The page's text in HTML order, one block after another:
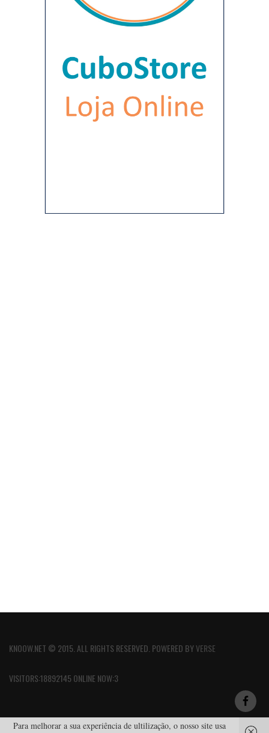
KNOOW.NET © 2015. ALL RIGHTS RESERVED. POWERED BYVERSE
VISITORS:18892145 ONLINE NOW:3
Para melhorar a sua experiência de ultilização, o nosso site usa